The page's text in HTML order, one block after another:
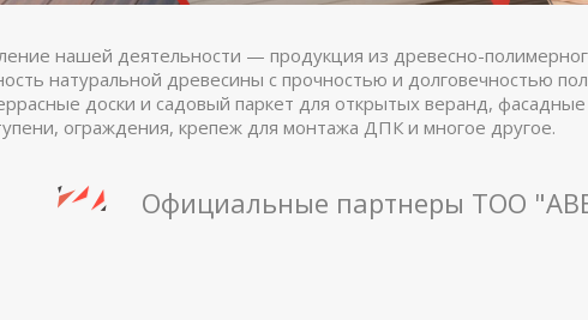
нашей деятельности — продукция из древесно-
натуральной древесины с прочностью и долговечностью
доски и садовый паркет для открытых веранд,
ограждения, крепеж для монтажа ДПК и многое другое.
Официальные партнеры ТОО